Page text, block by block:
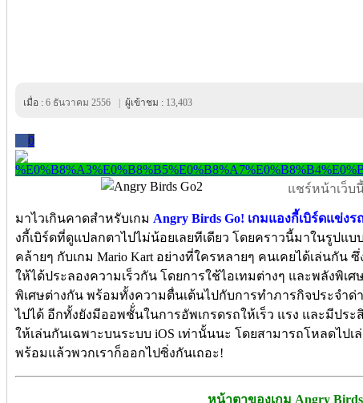
เมื่อ : 6 ธันวาคม 2556 ผู้เข้าชม : 13,403
0
แชร์หน้าเว็บ
มาไวเกินคาดสำหรับเกม Angry Birds Go! เกมแองกี้เบิร์ดแข่งร
งกี้เบิร์ดที่ดูแปลกตาไปไม่น้อยเลยทีเดียว โดยคราวนี้มาในรูปแ
คล้ายๆ กับเกม Mario Kart อย่างที่ใครหลายๆ คนเคยได้เล่นกัน
ให้ได้ประลองความเร็วกัน โดยการใช้ไอเทมต่างๆ และพลังพิเศษ
พิเศษต่างกัน พร้อมทั้งความตื่นเต้นไปกับการทำภารกิจประจำด่
ไปได้ อีกทั้งยังมีออพชั้่นในการอัพเกรดรถให้เร็ว แรง และมีป
ให้เล่นกันเฉพาะบนระบบ iOS เท่านั้นนะ โดยสามารถโหลดไปเ
พร้อมแล้วพวกเราก็ออกไปซิ่งกันเถอะ!
หน้าตาของเกม Angry